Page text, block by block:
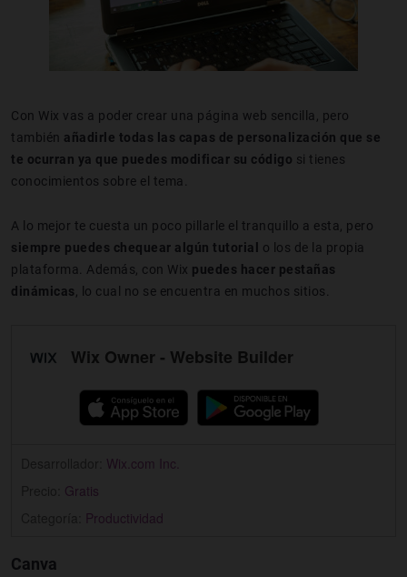
Con Wix vas a poder crear una página web sencilla, pero
también añadirle todas las capas de personalización que se
te ocurran ya que puedes modificar su código si tienes
conocimientos sobre el tema.
A lo mejor te cuesta un poco pillarle el tranquillo a esta, pero
siempre puedes chequear algún tutorial
o los de la propia
plataforma. Además, con Wix puedes hacer pestañas
dinámicas , lo cual no se encuentra en muchos sitios.
Wix Owner - Website Builder
Wix.com Inc.
Gratis
Productividad
Canva